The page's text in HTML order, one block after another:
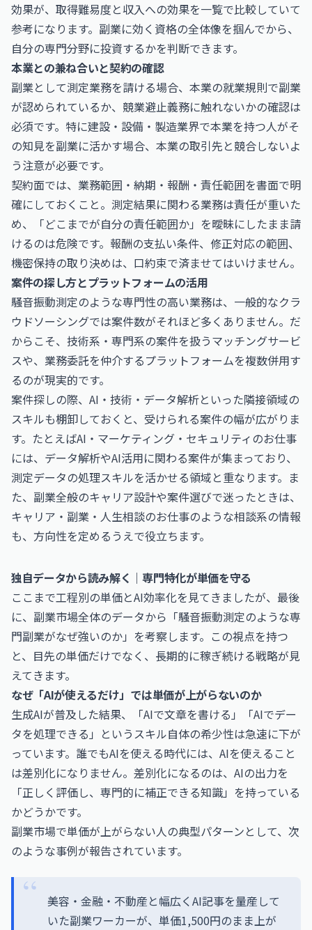
効果が、取得難易度と収入への効果を一覧で比較していて
参考になります。副業に効く資格の全体像を掴んでから、
自分の専門分野に投資するかを判断できます。
本業との兼ね合いと契約の確認
副業として測定業務を請ける場合、本業の就業規則で副業
が認められているか、競業避止義務に触れないかの確認は
必須です。特に建設・設備・製造業界で本業を持つ人がそ
の知見を副業に活かす場合、本業の取引先と競合しないよ
う注意が必要です。
契約面では、業務範囲・納期・報酬・責任範囲を書面で明
確にしておくこと。測定結果に関わる業務は責任が重いた
め、「どこまでが自分の責任範囲か」を曖昧にしたまま請
けるのは危険です。報酬の支払い条件、修正対応の範囲、
機密保持の取り決めは、口約束で済ませてはいけません。
案件の探し方とプラットフォームの活用
騒音振動測定のような専門性の高い業務は、一般的なクラ
ウドソーシングでは案件数がそれほど多くありません。だ
からこそ、技術系・専門系の案件を扱うマッチングサービ
スや、業務委託を仲介するプラットフォームを複数併用す
るのが現実的です。
案件探しの際、AI・技術・データ解析といった隣接領域の
スキルも棚卸しておくと、受けられる案件の幅が広がりま
す。たとえばAI・マーケティング・セキュリティのお仕事
には、データ解析やAI活用に関わる案件が集まっており、
測定データの処理スキルを活かせる領域と重なります。ま
た、副業全般のキャリア設計や案件選びで迷ったときは、
キャリア・副業・人生相談のお仕事のような相談系の情報
も、方向性を定めるうえで役立ちます。
独自データから読み解く｜専門特化が単価を守る
ここまで工程別の単価とAI効率化を見てきましたが、最後
に、副業市場全体のデータから「騒音振動測定のような専
門副業がなぜ強いのか」を考察します。この視点を持つ
と、目先の単価だけでなく、長期的に稼ぎ続ける戦略が見
えてきます。
なぜ「AIが使えるだけ」では単価が上がらないのか
生成AIが普及した結果、「AIで文章を書ける」「AIでデー
タを処理できる」というスキル自体の希少性は急速に下が
っています。誰でもAIを使える時代には、AIを使えること
は差別化になりません。差別化になるのは、AIの出力を
「正しく評価し、専門的に補正できる知識」を持っている
かどうかです。
副業市場で単価が上がらない人の典型パターンとして、次
のような事例が報告されています。
美容・金融・不動産と幅広くAI記事を量産して
いた副業ワーカーが、単価1,500円のまま上が